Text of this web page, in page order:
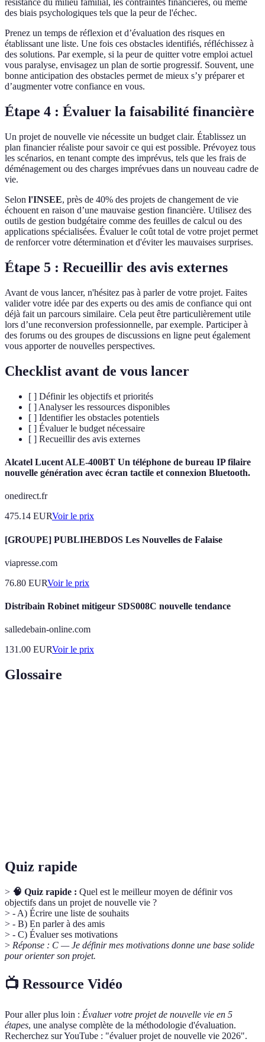
résistance du milieu familial, les contraintes financières, ou même
des biais psychologiques tels que la peur de l'échec.
Prenez un temps de réflexion et d’évaluation des risques en
établissant une liste. Une fois ces obstacles identifiés, réfléchissez à
des solutions. Par exemple, si la peur de quitter votre emploi actuel
vous paralyse, envisagez un plan de sortie progressif. Souvent, une
bonne anticipation des obstacles permet de mieux s’y préparer et
d’augmenter votre confiance en vous.
Étape 4 : Évaluer la faisabilité financière
Un projet de nouvelle vie nécessite un budget clair. Établissez un
plan financier réaliste pour savoir ce qui est possible. Prévoyez tous
les scénarios, en tenant compte des imprévus, tels que les frais de
déménagement ou des charges imprévues dans un nouveau cadre de
vie.
Selon l'INSEE, près de 40% des projets de changement de vie
échouent en raison d’une mauvaise gestion financière. Utilisez des
outils de gestion budgétaire comme des feuilles de calcul ou des
applications spécialisées. Évaluer le coût total de votre projet permet
de renforcer votre détermination et d'éviter les mauvaises surprises.
Étape 5 : Recueillir des avis externes
Avant de vous lancer, n'hésitez pas à parler de votre projet. Faites
valider votre idée par des experts ou des amis de confiance qui ont
déjà fait un parcours similaire. Cela peut être particulièrement utile
lors d’une reconversion professionnelle, par exemple. Participer à
des forums ou des groupes de discussions en ligne peut également
vous apporter de nouvelles perspectives.
Checklist avant de vous lancer
[ ] Définir les objectifs et priorités
[ ] Analyser les ressources disponibles
[ ] Identifier les obstacles potentiels
[ ] Évaluer le budget nécessaire
[ ] Recueillir des avis externes
Alcatel Lucent ALE-400BT Un téléphone de bureau IP filaire
nouvelle génération avec écran tactile et connexion Bluetooth.
onedirect.fr
475.14 EURVoir le prix
[GROUPE] PUBLIHEBDOS Les Nouvelles de Falaise
viapresse.com
76.80 EURVoir le prix
Distribain Robinet mitigeur SDS008C nouvelle tendance
salledebain-online.com
131.00 EURVoir le prix
Glossaire
Quiz rapide
> 🧠 Quiz rapide : Quel est le meilleur moyen de définir vos
objectifs dans un projet de nouvelle vie ?
> - A) Écrire une liste de souhaits
> - B) En parler à des amis
> - C) Évaluer ses motivations
> Réponse : C — Je définir mes motivations donne une base solide
pour orienter son projet.
📺 Ressource Vidéo
Pour aller plus loin : Évaluer votre projet de nouvelle vie en 5
étapes, une analyse complète de la méthodologie d'évaluation.
Recherchez sur YouTube : "évaluer projet de nouvelle vie 2026".